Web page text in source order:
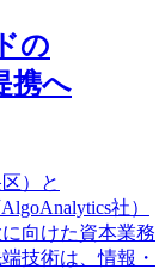
の
携へ
）と
社）
向けた資本業務
技術は、情報・